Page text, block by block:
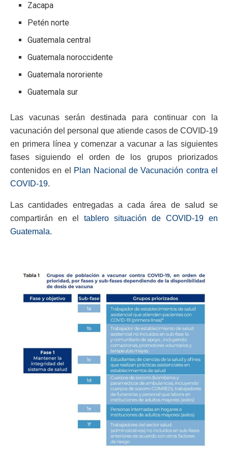
Zacapa
Petén norte
Guatemala central
Guatemala noroccidente
Guatemala nororiente
Guatemala sur
Las vacunas serán destinada para continuar con la
vacunación del personal que atiende casos de COVID-19
en primera línea y comenzar a vacunar a las siguientes
fases siguiendo el orden de los grupos priorizados
contenidos en el
Plan Nacional de Vacunación contra el
COVID-19.
Las cantidades entregadas a cada área de salud se
compartirán en el tablero situación de COVID-19 en
Guatemala.